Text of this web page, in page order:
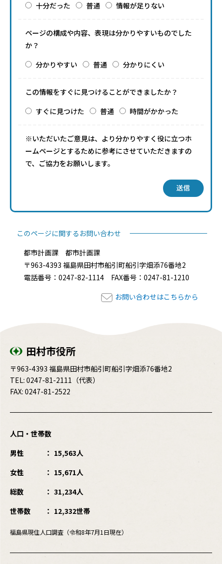
十分だった
普通 情報が足りない
ページの構成や内容、表現は分かりやすいものでした
か？
分かりやすい
普通 分かりにくい
この情報をすぐに見つけることができましたか？
すぐに見つけた
普通 時間がかかった
※いただいたご意見は、より分かりやすく役に立つホ
ームページとするために参考にさせていただきますの
で、ご協力をお願いします。
送信
このページに関するお問い合わせ
都市計画課 都市計画課
〒963-4393 福島県田村市船引町船引字畑添76番地2
電話番号：0247-82-1114 FAX番号：0247-81-1210
お問い合わせはこちらから
田村市役所
〒963-4393 福島県田村市船引町船引字畑添76番地2
TEL: 0247-81-2111 （代表）
FAX: 0247-81-2522
人口・世帯数
男性
15,563人
女性
15,671人
総数
31,234人
世帯数
12,332世帯
福島県現住人口調査（令和8年7月1日現在）